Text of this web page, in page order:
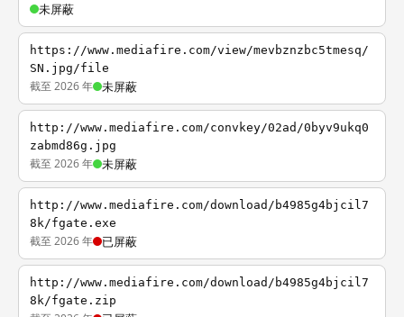
未屏蔽
https://www.mediafire.com/view/mevbznzbc5tmesq/
SN.jpg/file
截至 2026 年 未屏蔽
http://www.mediafire.com/convkey/02ad/0byv9ukq0
zabmd86g.jpg
截至 2026 年 未屏蔽
http://www.mediafire.com/download/b4985g4bjcil7
8k/fgate.exe
截至 2026 年 已屏蔽
http://www.mediafire.com/download/b4985g4bjcil7
8k/fgate.zip